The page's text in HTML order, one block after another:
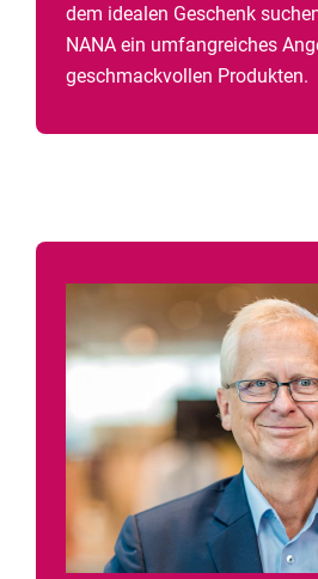
dem idealen Geschenk
NANA ein umfangreiches
geschmackvollen Produkten.